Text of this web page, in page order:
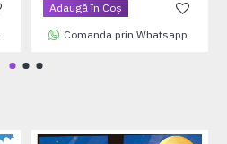
Adaugă în Coş
Comanda prin Whatsapp